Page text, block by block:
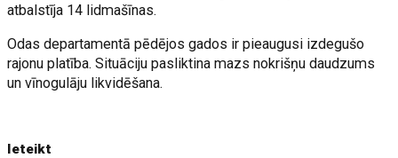
atbalstīja 14 lidmašīnas.
Odas departamentā pēdējos gados ir pieaugusi izdegušo
rajonu platība. Situāciju pasliktina mazs nokrišņu daudzums
un vīnogulāju likvidēšana.
Ieteikt